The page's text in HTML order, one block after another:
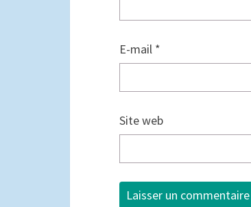
E-mail *
Site web